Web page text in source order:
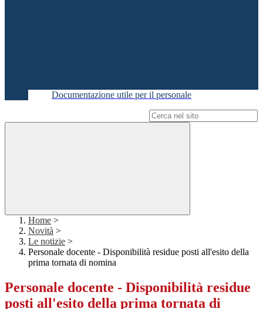
Documentazione utile per il personale
Home >
Novità >
Le notizie >
Personale docente - Disponibilità residue posti all'esito della
prima tornata di nomina
Personale docente - Disponibilità residue
posti all'esito della prima tornata di